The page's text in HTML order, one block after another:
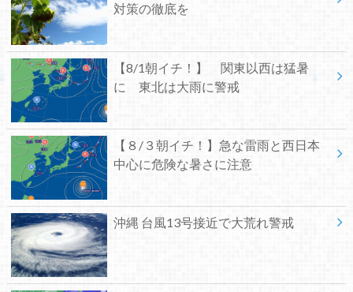
対策の徹底を
【8/1朝イチ！】 関東以西は猛暑
に 東北は大雨に警戒
【８/３朝イチ！】急な雷雨と西日本
中心に危険な暑さに注意
沖縄 台風13号接近で大荒れ警戒